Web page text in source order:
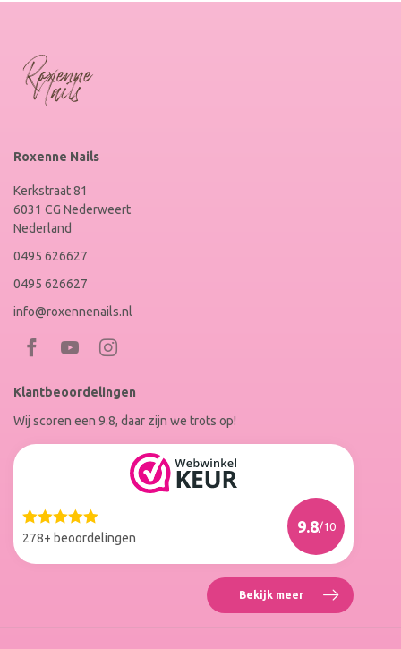
Roxenne Nails
Kerkstraat 81
6031 CG Nederweert
Nederland
0495 626627
0495 626627
info@roxennenails.nl
Bezoek
Facebook
op
Instagram
Klantbeoordelingen
Wij scoren een 9.8, daar zijn we trots op!
278+ beoordelingen
9.8/10
Web
Winkel
Bekijk meer Reviews
Roxenne